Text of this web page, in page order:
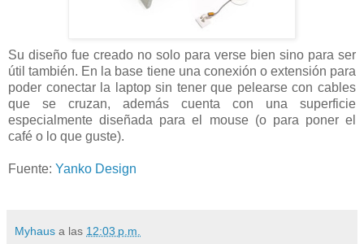
Su diseño fue creado no solo para verse bien sino para ser
útil también. En la base tiene una conexión o extensión para
poder conectar la laptop sin tener que pelearse con cables
que se cruzan, además cuenta con una superficie
especialmente diseñada para el mouse (o para poner el
café o lo que guste).
Fuente: Yanko Design
Myhaus a las 12:03 p.m.